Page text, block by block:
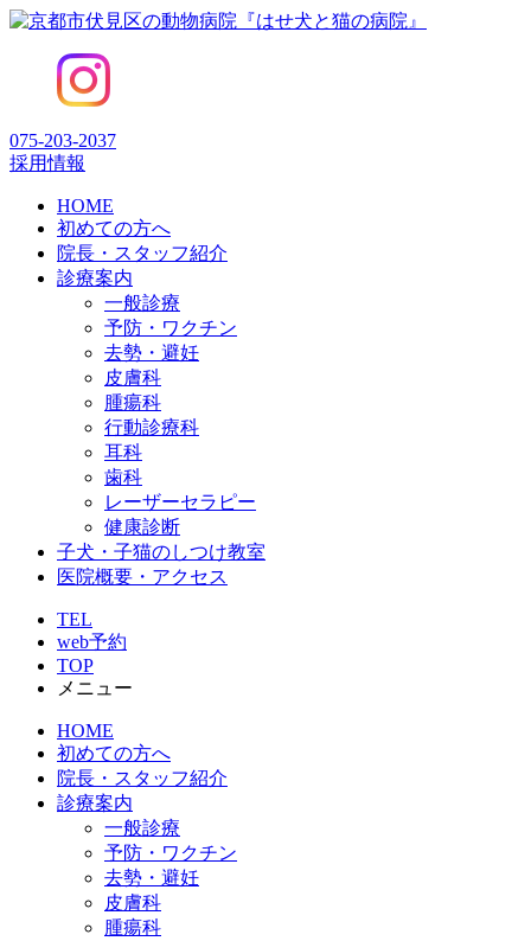
075-203-2037
採用情報
HOME
初めての方へ
院長・スタッフ紹介
診療案内
一般診療
予防・ワクチン
去勢・避妊
皮膚科
腫瘍科
行動診療科
耳科
歯科
レーザーセラピー
健康診断
子犬・子猫のしつけ教室
医院概要・アクセス
TEL
web予約
TOP
メニュー
HOME
初めての方へ
院長・スタッフ紹介
診療案内
一般診療
予防・ワクチン
去勢・避妊
皮膚科
腫瘍科